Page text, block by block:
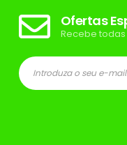
Ofertas
Recebe